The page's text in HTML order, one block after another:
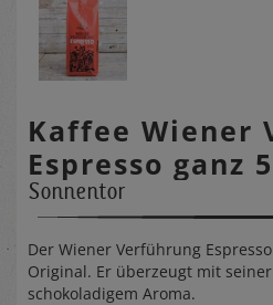
Kaffee Wiener
Espresso ganz
Sonnentor
Der Wiener Verführung
Original. Er überzeugt mit
schokoladigem Aroma.